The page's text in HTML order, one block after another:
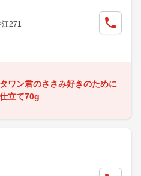
271
ワン君のささみ好きのために
立て70g